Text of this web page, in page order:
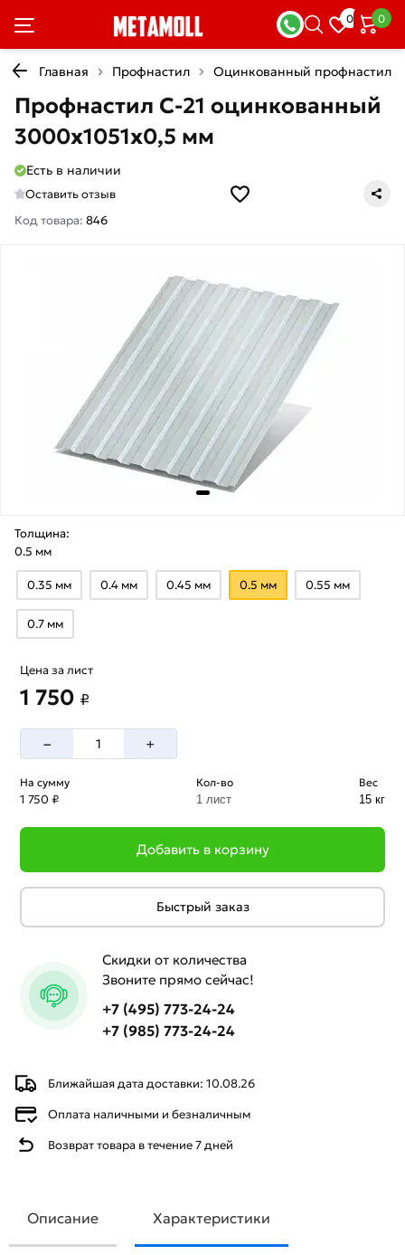
0 0
Главная Профнастил Оцинкованный профнастил
Профнастил С-21 оцинкованный
3000х1051х0,5 мм
Есть в наличии
Оставить отзыв
Код товара: 846
Толщина:
0.5 мм
0.35 мм 0.4 мм 0.45 мм 0.5 мм 0.55 мм
0.7 мм
Ближайшая дата доставки: 10.08.26
Оплата наличными и безналичным
Возврат товара в течение 7 дней
Цена за лист
1 750 ₽
– +
На сумму
1 750 ₽
Кол-во
1 лист
Вес
15 кг
Добавить в корзину
Быстрый заказ
Скидки от количества
Звоните прямо сейчас!
+7 (495) 773-24-24
+7 (985) 773-24-24
Описание Характеристики